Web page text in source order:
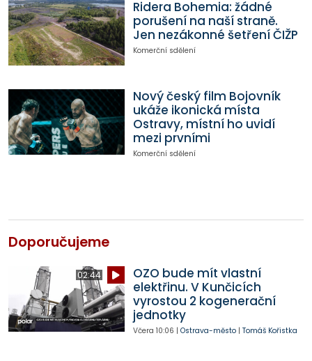
Ridera Bohemia: žádné
porušení na naší straně.
Jen nezákonné šetření ČIŽP
Komerční sdělení
Nový český film Bojovník
ukáže ikonická místa
Ostravy, místní ho uvidí
mezi prvními
Komerční sdělení
Doporučujeme
02:44
OZO bude mít vlastní
elektřinu. V Kunčicích
vyrostou 2 kogenerační
jednotky
Včera 10:06 | Ostrava-město| Tomáš Kořistka